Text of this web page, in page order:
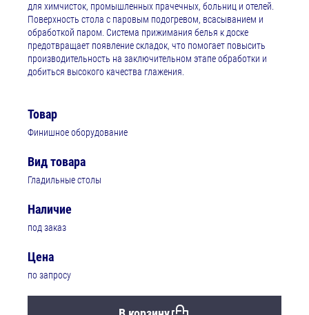
для химчисток, промышленных прачечных, больниц и отелей.
Поверхность стола с паровым подогревом, всасыванием и
обработкой паром. Система прижимания белья к доске
предотвращает появление складок, что помогает повысить
производительность на заключительном этапе обработки и
добиться высокого качества глажения.
Товар
Финишное оборудование
Вид товара
Гладильные столы
Наличие
под заказ
Цена
по запросу